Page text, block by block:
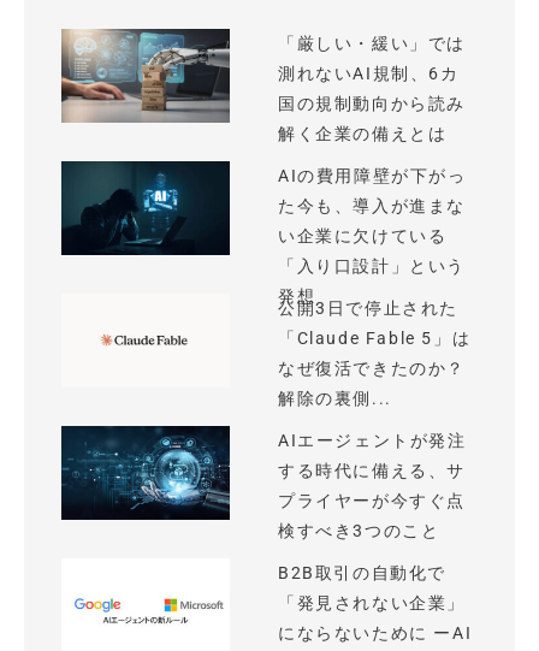
「厳しい・緩い」では
測れないAI規制、6カ
国の規制動向から読み
解く企業の備えとは
AIの費用障壁が下がっ
た今も、導入が進まな
い企業に欠けている
「入り口設計」という
発想
公開3日で停止された
「Claude Fable 5」は
なぜ復活できたのか？
解除の裏側...
AIエージェントが発注
する時代に備える、サ
プライヤーが今すぐ点
検すべき3つのこと
B2B取引の自動化で
「発見されない企業」
にならないために ーAI